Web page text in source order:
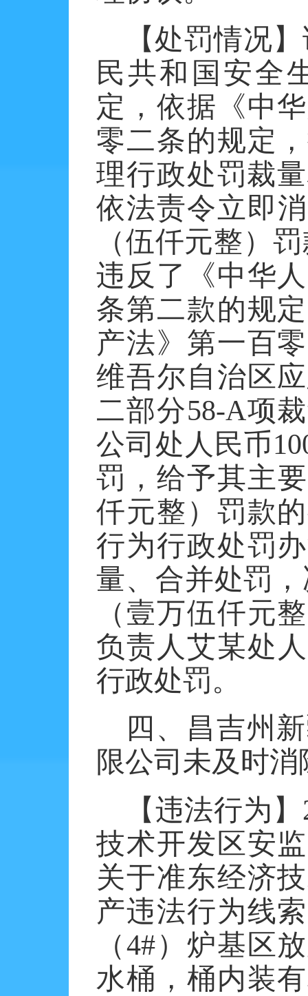
【处罚情况
民共和国安全
定，依据《中
零二条的规定
理行政处罚裁
依法责令立即
（伍仟元整）
违反了《中华
条第二款的规
产法》第一百
维吾尔自治区
二部分58-A项
公司处人民币
罚，给予其主
仟元整）罚款
行为行政处罚
量、合并处罚
（壹万伍仟元
负责人艾某处
行政处罚。
四、昌吉州
限公司未及时
【违法行为】
技术开发区安
关于准东经济
产违法行为线
（4#）炉基区
水桶，桶内装